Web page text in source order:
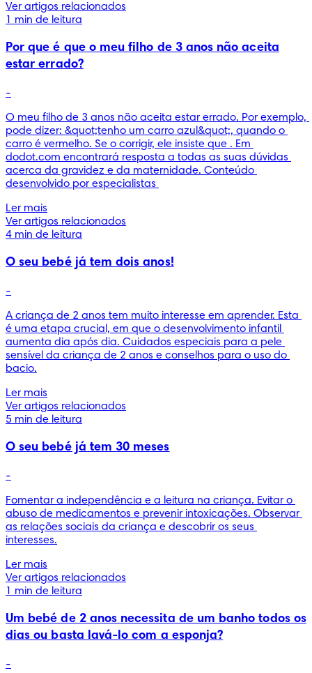
Ver artigos relacionados
1 min de leitura
Por que é que o meu filho de 3 anos não aceita
estar errado?
-
O meu filho de 3 anos não aceita estar errado. Por exemplo,
pode dizer: &quot;tenho um carro azul&quot;, quando o
carro é vermelho. Se o corrigir, ele insiste que . Em
dodot.com encontrará resposta a todas as suas dúvidas
acerca da gravidez e da maternidade. Conteúdo
desenvolvido por especialistas
Ler mais
Ver artigos relacionados
4 min de leitura
O seu bebé já tem dois anos!
-
A criança de 2 anos tem muito interesse em aprender. Esta
é uma etapa crucial, em que o desenvolvimento infantil
aumenta dia após dia. Cuidados especiais para a pele
sensível da criança de 2 anos e conselhos para o uso do
bacio.
Ler mais
Ver artigos relacionados
5 min de leitura
O seu bebé já tem 30 meses
-
Fomentar a independência e a leitura na criança. Evitar o
abuso de medicamentos e prevenir intoxicações. Observar
as relações sociais da criança e descobrir os seus
interesses.
Ler mais
Ver artigos relacionados
1 min de leitura
Um bebé de 2 anos necessita de um banho todos os
dias ou basta lavá-lo com a esponja?
-